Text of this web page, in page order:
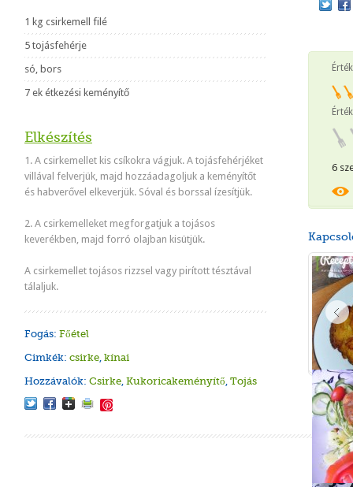
1 kg csirkemell filé
5 tojásfehérje
só, bors
7 ek étkezési keményítő
Elkészítés
1. A csirkemellet kis csíkokra vágjuk. A tojásfehérjéket
villával felverjük, majd hozzáadagoljuk a keményítőt
és habverővel elkeverjük. Sóval és borssal ízesítjük.
2. A csirkemelleket megforgatjuk a tojásos
keverékben, majd forró olajban kisütjük.
A csirkemellet tojásos rizzsel vagy pirított tésztával
tálaljuk.
Fogás: Főétel
Cimkék: csirke, kínai
Hozzávalók: Csirke, Kukoricakeményítő, Tojás
6